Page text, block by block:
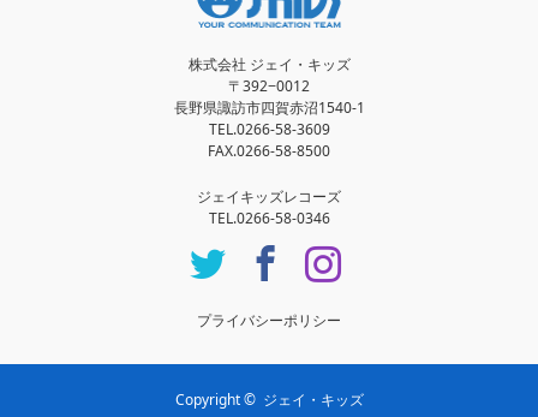
株式会社 ジェイ・キッズ
〒392−0012
長野県諏訪市四賀赤沼1540-1
TEL.0266-58-3609
FAX.0266-58-8500
ジェイキッズレコーズ
TEL.0266-58-0346
Instagram
プライバシーポリシー
Copyright © ジェイ・キッズ